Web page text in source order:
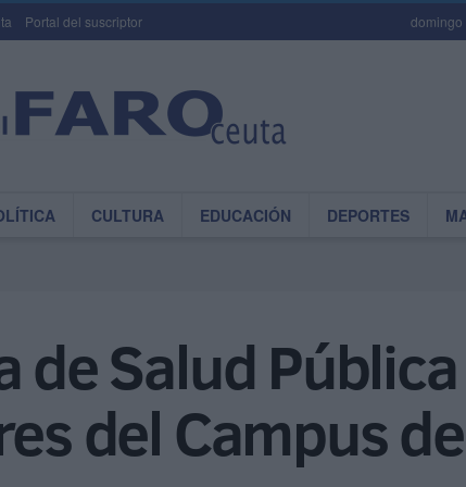
Portal del suscriptor domingo
CULTURA EDUCACIÓN DEPORTES
de Salud
del Campus